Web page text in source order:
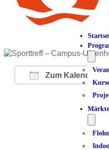
Märkte
Zum Kalender
ICS herunterladen
Google